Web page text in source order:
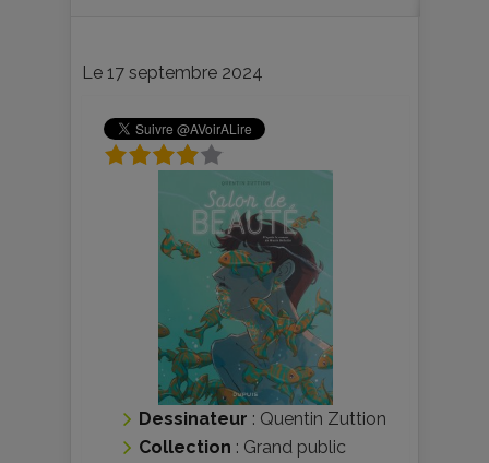
Le 17 septembre 2024
Dessinateur : Quentin Zuttion
Collection : Grand public